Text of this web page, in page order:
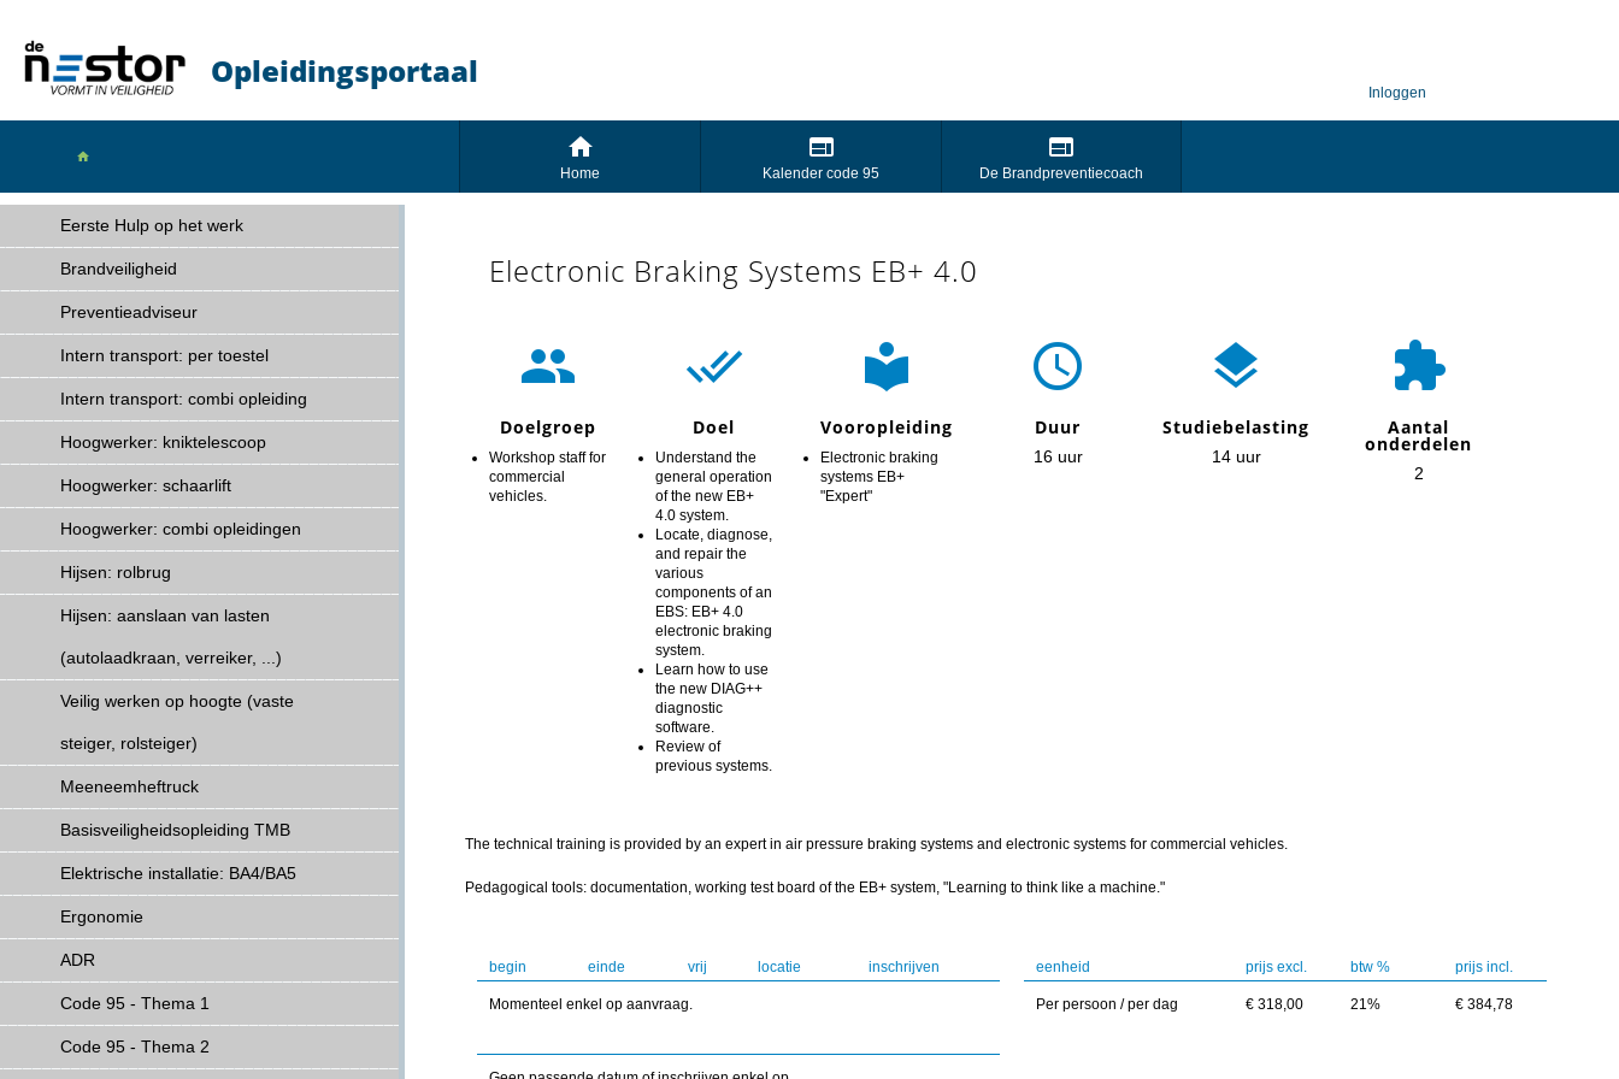
Opleidingsportaal
Inloggen

Home Kalender code 95 De Brandpreventiecoach
Eerste Hulp op het werk
Brandveiligheid
Preventieadviseur
Intern transport: per toestel
Intern transport: combi opleiding
Hoogwerker: kniktelescoop
Hoogwerker: schaarlift
Hoogwerker: combi opleidingen
Hijsen: rolbrug
Hijsen: aanslaan van lasten
(autolaadkraan, verreiker, ...)
Veilig werken op hoogte (vaste
steiger, rolsteiger)
Meeneemheftruck
Basisveiligheidsopleiding TMB
Elektrische installatie: BA4/BA5
Ergonomie
ADR
Code 95 - Thema 1
Code 95 - Thema 2
Electronic Braking Systems EB+ 4.0

Doelgroep
Workshop staff for
commercial
vehicles.

Doel
Understand the
general operation
of the new EB+
4.0 system.
Locate, diagnose,
and repair the
various
components of an
EBS: EB+ 4.0
electronic braking
system.
Learn how to use
the new DIAG++
diagnostic
software.
Review of
previous systems.

Vooropleiding
Electronic braking
systems EB+
"Expert"

Duur
16 uur

Studiebelasting
14 uur

Aantal
onderdelen
2
The technical training is provided by an expert in air pressure braking systems and electronic systems for commercial vehicles.
Pedagogical tools: documentation, working test board of the EB+ system, "Learning to think like a machine."
begin einde vrij locatie inschrijven
Momenteel enkel op aanvraag.
eenheid prijs excl. btw % prijs incl.
Per persoon / per dag € 318,00 21% € 384,78